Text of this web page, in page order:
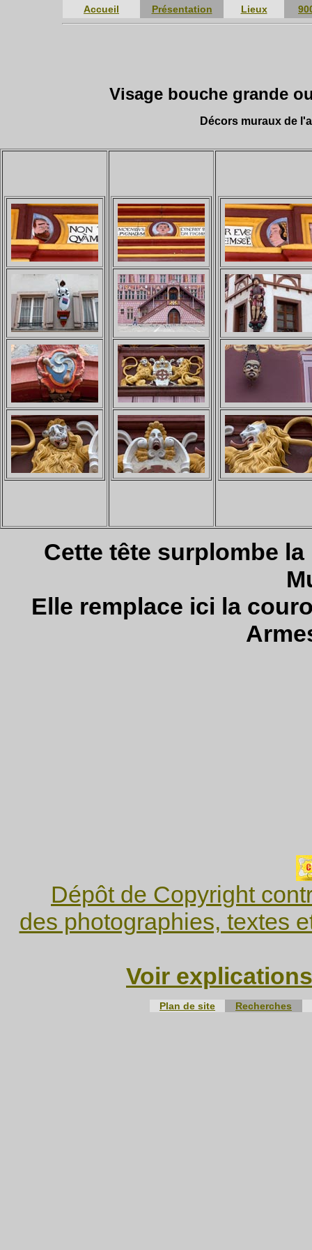
Accueil Présentation Lieux
Visage bouche grande
Décors muraux de
Cette tête surplombe
Elle remplace ici la
Dépôt de Copyright
des photographies, textes
Voir
Plan de site Recherches